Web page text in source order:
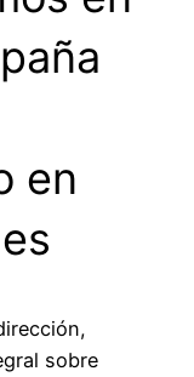
en
sobre